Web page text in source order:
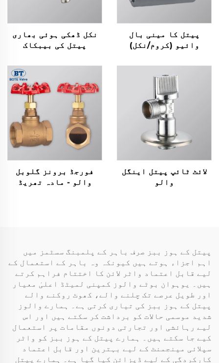
پیتل کا مینی بال
وائیو (کروم/نکل)
نکل ڈھکی ہوئی بھاری
پیتل کی بیبکاک
لائٹ ٹائپ پیتل اینگل
والو
فورجڈ برونز گلوبل
والو - مادہ تھریڈ
پیتل کے ہوز ببز صرف باہر کے پلمبنگ سسٹمز میں
اہم اجزاء ہوتے ہیں کیونکہ وہ باہر کے استعمال کے
لیے قابل اعتماد واٹر لائن کا اختتام فراہم کرتے
ہیں۔ یوہوان بوٹے والوز کمپنی لمیٹڈ اعلیٰ معیار
اور طویل عرصے تک چلنے والے، کھوٹ روکنے والے
پیتل کے ہوز ببز کی تیاری کرتی ہے۔ ہمارے والوز
شدید موسمی حالات کو برداشت کر سکتے ہیں اور اس
لیے رہائشی اور تجارتی دونوں مقامات پر استعمال
کیے جا سکتے ہیں۔ ہمارے پیتل کے ہوز ببز کو واٹر
سپلائی مینجمنٹ کے لیے بہترین اور قابل اعتماد
کارکردگی کے لیے ڈیزائن کیا گیا ہے۔ ہمارے پیتل